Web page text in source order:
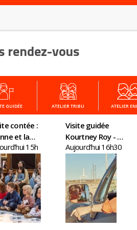
rendez-vous
GUIDÉE ATELIER TRIBU ATELIER
contée :
et la
du remède
15h
Visite guidée
Kourtney Roy - All
Inclusive
Aujourd'hui 16h30